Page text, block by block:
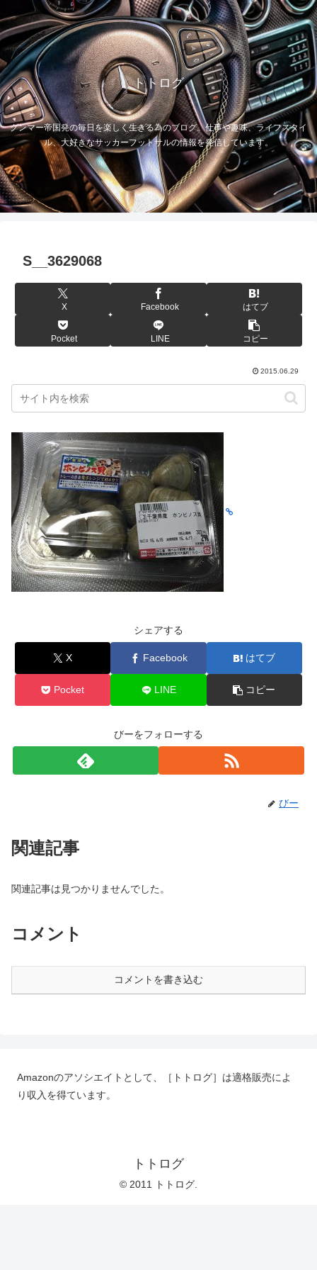
トトログ
グンマー帝国発の毎日を楽しく生きる為のブログ。仕事や趣味、ライフスタイ
ル、大好きなサッカーフットサルの情報を発信しています。
S__3629068
X Facebook はてブ
Pocket LINE コピー
2015.06.29
シェアする
X Facebook はてブ
Pocket LINE コピー
びーをフォローする
びー
関連記事
関連記事は見つかりませんでした。
コメント
コメントを書き込む
Amazonのアソシエイトとして、［トトログ］は適格販売によ
り収入を得ています。
トトログ
© 2011 トトログ.